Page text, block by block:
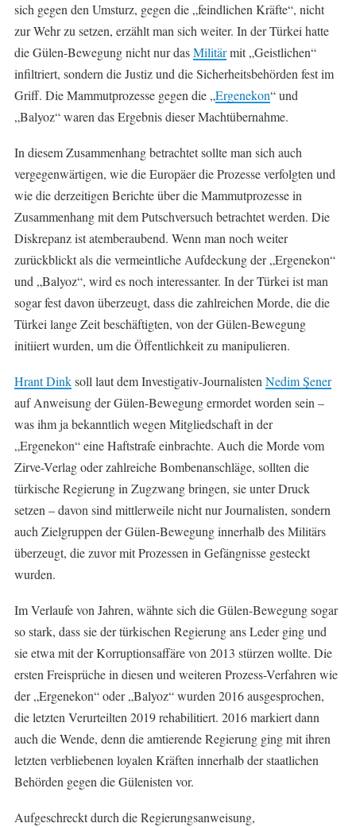
sich gegen den Umsturz, gegen die „feindlichen Kräfte“, nicht
zur Wehr zu setzen, erzählt man sich weiter. In der Türkei hatte
die Gülen-Bewegung nicht nur dasMilitärmit „Geistlichen“
infiltriert, sondern die Justiz und die Sicherheitsbehörden fest im
Griff. Die Mammutprozesse gegen die „Ergenekon“ und
„Balyoz“ waren das Ergebnis dieser Machtübernahme.
In diesem Zusammenhang betrachtet sollte man sich auch
vergegenwärtigen, wie die Europäer die Prozesse verfolgten und
wie die derzeitigen Berichte über die Mammutprozesse in
Zusammenhang mit dem Putschversuch betrachtet werden. Die
Diskrepanz ist atemberaubend. Wenn man noch weiter
zurückblickt als die vermeintliche Aufdeckung der „Ergenekon“
und „Balyoz“, wird es noch interessanter. In der Türkei ist man
sogar fest davon überzeugt, dass die zahlreichen Morde, die die
Türkei lange Zeit beschäftigten, von der Gülen-Bewegung
initiiert wurden, um die Öffentlichkeit zu manipulieren.
Hrant Dinksoll laut dem Investigativ-Journalisten Nedim Şener
auf Anweisung der Gülen-Bewegung ermordet worden sein –
was ihm ja bekanntlich wegen Mitgliedschaft in der
„Ergenekon“ eine Haftstrafe einbrachte. Auch die Morde vom
Zirve-Verlag oder zahlreiche Bombenanschläge, sollten die
türkische Regierung in Zugzwang bringen, sie unter Druck
setzen – davon sind mittlerweile nicht nur Journalisten, sondern
auch Zielgruppen der Gülen-Bewegung innerhalb des Militärs
überzeugt, die zuvor mit Prozessen in Gefängnisse gesteckt
wurden.
Im Verlaufe von Jahren, wähnte sich die Gülen-Bewegung sogar
so stark, dass sie der türkischen Regierung ans Leder ging und
sie etwa mit der Korruptionsaffäre von 2013 stürzen wollte. Die
ersten Freisprüche in diesen und weiteren Prozess-Verfahren wie
der „Ergenekon“ oder „Balyoz“ wurden 2016 ausgesprochen,
die letzten Verurteilten 2019 rehabilitiert. 2016 markiert dann
auch die Wende, denn die amtierende Regierung ging mit ihren
letzten verbliebenen loyalen Kräften innerhalb der staatlichen
Behörden gegen die Gülenisten vor.
Aufgeschreckt durch die Regierungsanweisung,